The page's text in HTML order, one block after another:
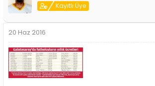
Kayıtlı Üye
20 Haz 2016